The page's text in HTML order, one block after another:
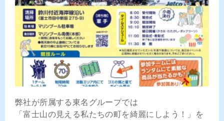
弊社が所属する東名グループでは
「富士山の見える私たちの町を綺麗にしよう！」を